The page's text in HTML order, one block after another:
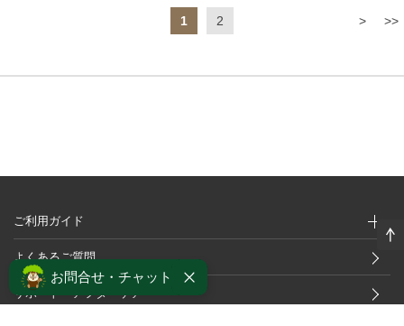
1 2 > >>
ご利用ガイド
よくあるご質問
サポート・アフターケア
お問合せ・チャット